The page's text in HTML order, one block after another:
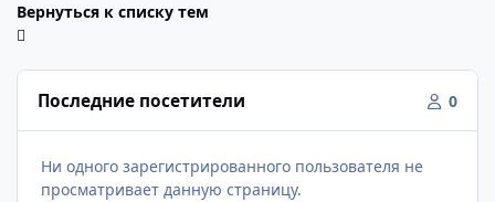
Вернуться к списку тем
Последние посетители 0
Ни одного зарегистрированного пользователя не
просматривает данную страницу.